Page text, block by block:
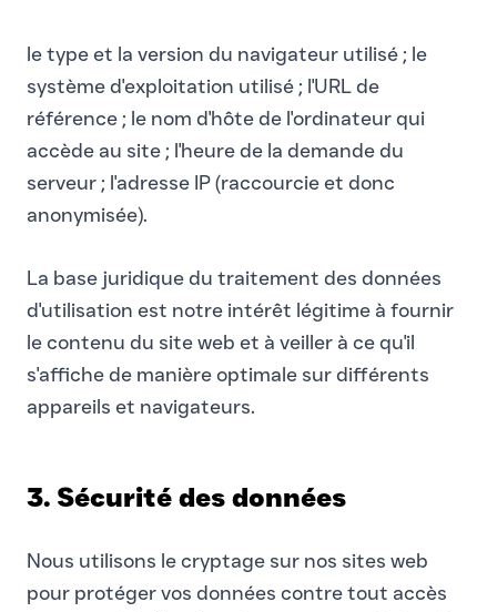
le type et la version du navigateur utilisé ; le
système d'exploitation utilisé ; l'URL de
référence ; le nom d'hôte de l'ordinateur qui
accède au site ; l'heure de la demande du
serveur ; l'adresse IP (raccourcie et donc
anonymisée).
La base juridique du traitement des données
d'utilisation est notre intérêt légitime à fournir
le contenu du site web et à veiller à ce qu'il
s'affiche de manière optimale sur différents
appareils et navigateurs.
3. Sécurité des données
Nous utilisons le cryptage sur nos sites web
pour protéger vos données contre tout accès